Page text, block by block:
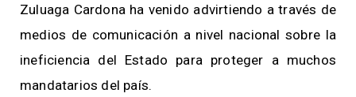
Zuluaga Cardona ha venido advirtiendo a través de
medios de comunicación a nivel nacional sobre la
ineficiencia del Estado para proteger a muchos
mandatarios del país.